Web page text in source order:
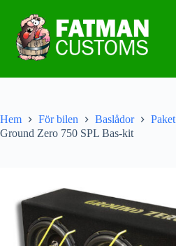
Hem För bilen Baslådor
Paket
Ground Zero 750 SPL Bas-kit